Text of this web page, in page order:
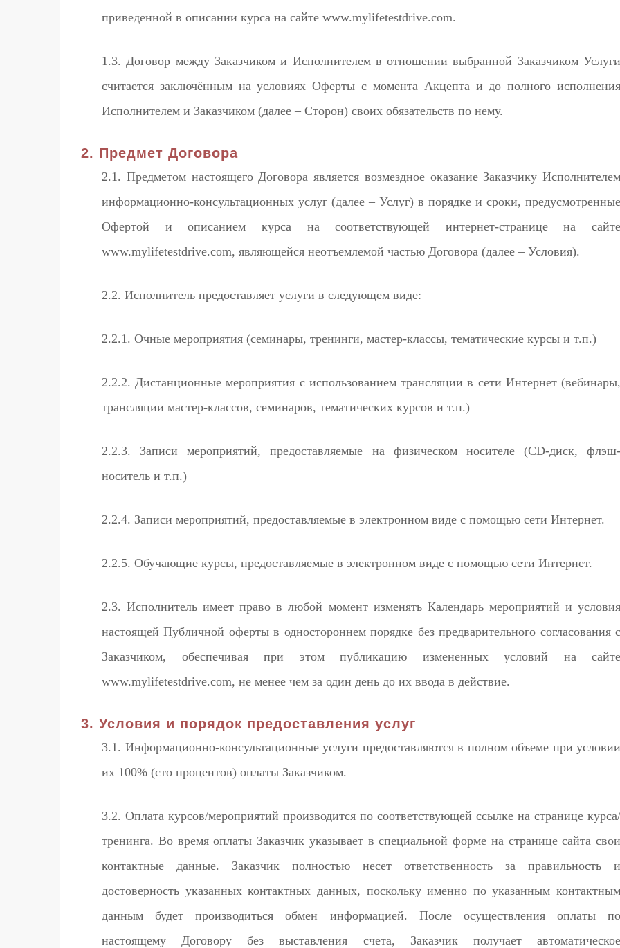
приведенной в описании курса на сайте www.mylifetestdrive.com.
1.3. Договор между Заказчиком и Исполнителем в отношении выбранной Заказчиком Услуги
считается заключённым на условиях Оферты с момента Акцепта и до полного исполнения
Исполнителем и Заказчиком (далее – Сторон) своих обязательств по нему.
2. Предмет Договора
2.1. Предметом настоящего Договора является возмездное оказание Заказчику Исполнителем
информационно-консультационных услуг (далее – Услуг) в порядке и сроки, предусмотренные
Офертой и описанием курса на соответствующей интернет-странице на сайте
www.mylifetestdrive.com, являющейся неотъемлемой частью Договора (далее – Условия).
2.2. Исполнитель предоставляет услуги в следующем виде:
2.2.1. Очные мероприятия (семинары, тренинги, мастер-классы, тематические курсы и т.п.)
2.2.2. Дистанционные мероприятия с использованием трансляции в сети Интернет (вебинары,
трансляции мастер-классов, семинаров, тематических курсов и т.п.)
2.2.3. Записи мероприятий, предоставляемые на физическом носителе (CD-диск, флэш-
носитель и т.п.)
2.2.4. Записи мероприятий, предоставляемые в электронном виде с помощью сети Интернет.
2.2.5. Обучающие курсы, предоставляемые в электронном виде с помощью сети Интернет.
2.3. Исполнитель имеет право в любой момент изменять Календарь мероприятий и условия
настоящей Публичной оферты в одностороннем порядке без предварительного согласования с
Заказчиком, обеспечивая при этом публикацию измененных условий на сайте
www.mylifetestdrive.com, не менее чем за один день до их ввода в действие.
3. Условия и порядок предоставления услуг
3.1. Информационно-консультационные услуги предоставляются в полном объеме при условии
их 100% (сто процентов) оплаты Заказчиком.
3.2. Оплата курсов/мероприятий производится по соответствующей ссылке на странице курса/
тренинга. Во время оплаты Заказчик указывает в специальной форме на странице сайта свои
контактные данные. Заказчик полностью несет ответственность за правильность и
достоверность указанных контактных данных, поскольку именно по указанным контактным
данным будет производиться обмен информацией. После осуществления оплаты по
настоящему Договору без выставления счета, Заказчик получает автоматическое